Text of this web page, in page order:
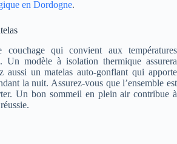
en Dordogne.
qui convient aux températures
Un modèle à isolation thermique assurera
aussi un matelas auto-gonflant qui apporte
la nuit. Assurez-vous que l’ensemble est
Un bon sommeil en plein air contribue à